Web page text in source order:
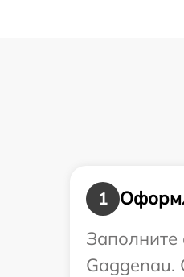
1
Заполните
Gaggenau.